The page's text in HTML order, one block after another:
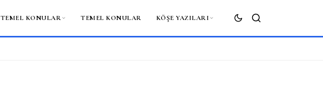
TEMEL KONULAR TEMEL KONULAR KÖŞE YAZILARI
ARA